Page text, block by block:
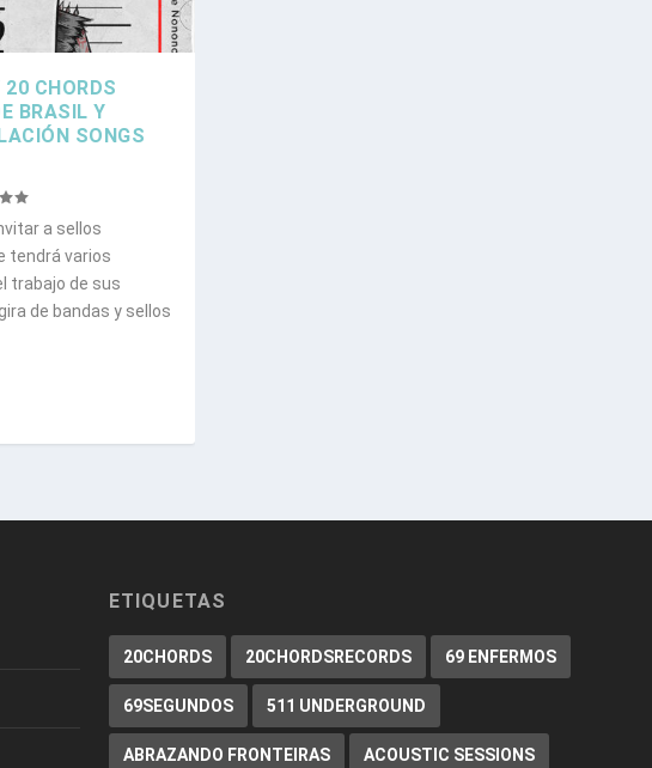
20 CHORDS
BRASIL Y
SONGS
a sellos
tendrá varios
trabajo de sus
de bandas y sellos
ETIQUETAS
20CHORDS 20CHORDSRECORDS 69 ENFERMOS
69SEGUNDOS 511 UNDERGROUND
ABRAZANDO FRONTEIRAS ACOUSTIC SESSIONS